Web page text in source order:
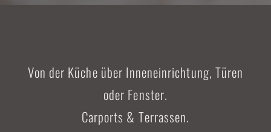
Von der Küche über Inneneinrichtung, Türen
oder Fenster.
Carports & Terrassen.